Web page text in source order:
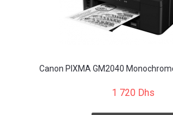
Canon PIXMA GM2040
1 720 Dhs